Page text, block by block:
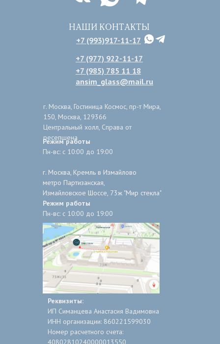
НАШИ КОНТАКТЫ
+7 (993)917-11-17
+7 (985) 785 11 18
г. Москва, Гостиница Космос, пр-т Мира,
150, Москва, 129366
Центральный холл, Справа от
ресепшена
Режим работы
Пн-вс: с 10:00 до 19:00
г. Москва, Кремль в Измайлово
метро Партизанская,
Измайловское Шоссе, 73ж "Мир стекла"
Режим работы
Пн-вс: с 10:00 до 19:00
Реквизиты:
ИП Симанцева Анастасия Вадимовна
ИНН организации: 860221599030
Номер расчетного сч­ета:
408028102400000­13550
ansim_glass@mail.ru
+7 (977) 922-11-17